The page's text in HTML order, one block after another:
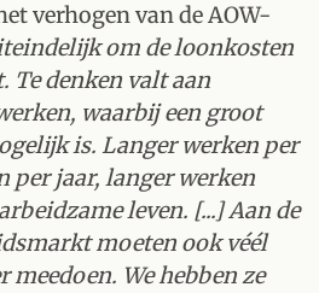
verhogen van de AOW-
om de loonkosten
Te denken valt aan
waarbij een groot
is. Langer werken per
per jaar, langer werken
leven. [...] Aan de
moeten ook véél
meedoen. We hebben ze